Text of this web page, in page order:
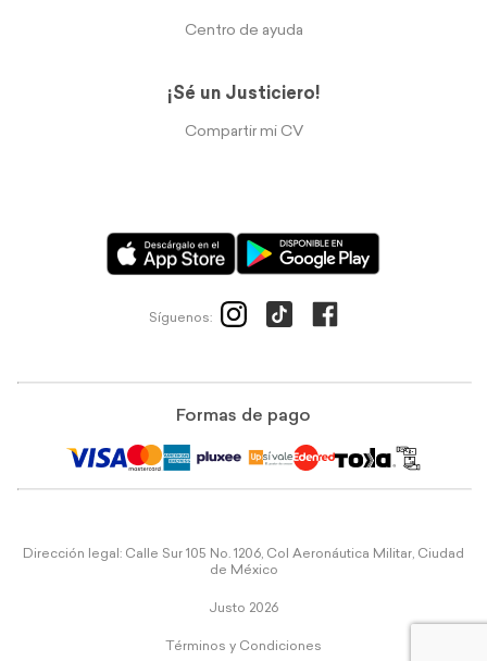
Centro de ayuda
¡Sé un Justiciero!
Compartir mi CV
Síguenos:
Formas de pago
Dirección legal: Calle Sur 105 No. 1206, Col Aeronáutica Militar, Ciudad
de México
Justo 2026
Términos y Condiciones